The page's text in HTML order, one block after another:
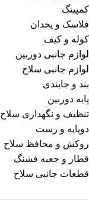
کمپینگ
فلاسک و یخدان
کوله و کیف
لوازم جانبی دوربین
لوازم جانبی سلاح
بند و جابندی
پایه دوربین
تنظیف و نگهداری سلاح
دوپایه و رست
روکش و محافظ سلاح
قطار و جعبه فشنگ
قطعات جانبی سلاح